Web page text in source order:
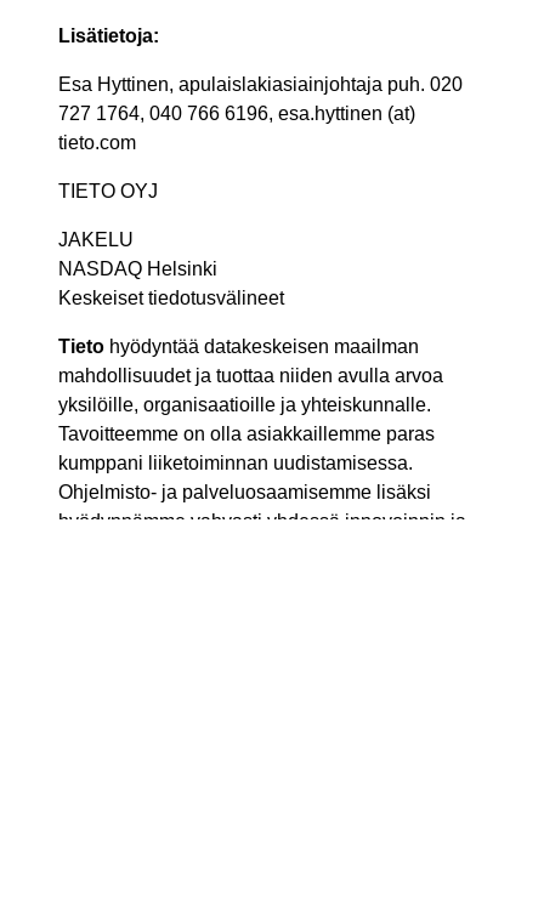
Lisätietoja:
Esa Hyttinen, apulaislakiasiainjohtaja puh. 020
727 1764, 040 766 6196, esa.hyttinen (at)
tieto.com
TIETO OYJ
JAKELU
NASDAQ Helsinki
Keskeiset tiedotusvälineet
Tieto hyödyntää datakeskeisen maailman
mahdollisuudet ja tuottaa niiden avulla arvoa
yksilöille, organisaatioille ja yhteiskunnalle.
Tavoitteemme on olla asiakkaillemme paras
kumppani liiketoiminnan uudistamisessa.
Ohjelmisto- ja palveluosaamisemme lisäksi
hyödynnämme vahvasti yhdessä innovoinnin ja